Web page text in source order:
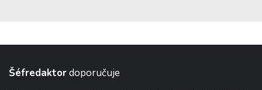
Šéfredaktordoporučuje